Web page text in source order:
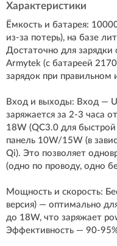
Характеристики
Ёмкость и батарея:
из-за потерь), на базе
Достаточно для
Armytek (с батареей
зарядок при правильном
Вход и выходы: Вход —
заряжается за 2-3 часа
18W (QC3.0 для быстрой
панель 10W/15W (в
Qi). Это позволяет
(одно по проводу, одно
Мощность и скорость:
версия) — оптимально
до 18W, что заряжает
Эффективность — 90-